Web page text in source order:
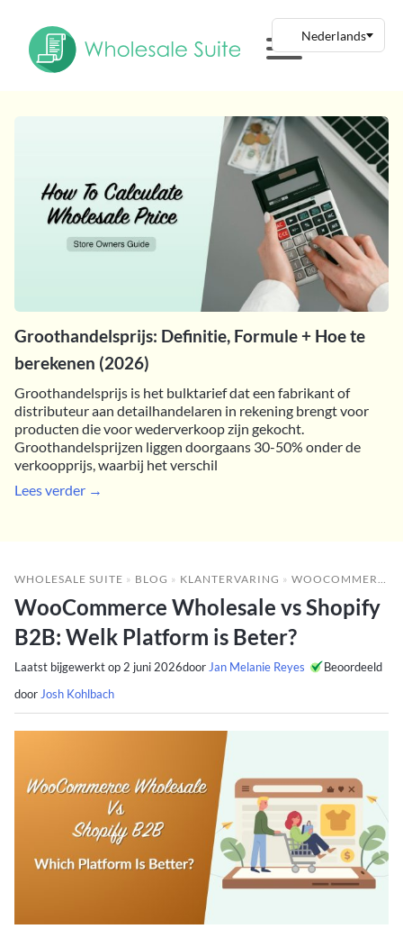
Groothandelsprijs: Definitie, Formule + Hoe te
berekenen (2026)
Groothandelsprijs is het bulktarief dat een fabrikant of
distributeur aan detailhandelaren in rekening brengt voor
producten die voor wederverkoop zijn gekocht.
Groothandelsprijzen liggen doorgaans 30-50% onder de
verkoopprijs, waarbij het verschil
Lees verder →
WHOLESALE SUITE » BLOG » KLANTERVARING » WOOCOMMERCE WHOLESALE VS SHOPIFY B2B: WELK PLATFORM IS BETER?
WooCommerce Wholesale vs Shopify
B2B: Welk Platform is Beter?
Laatst bijgewerkt op 2 juni 2026door Jan Melanie Reyes
Beoordeeld
door Josh Kohlbach